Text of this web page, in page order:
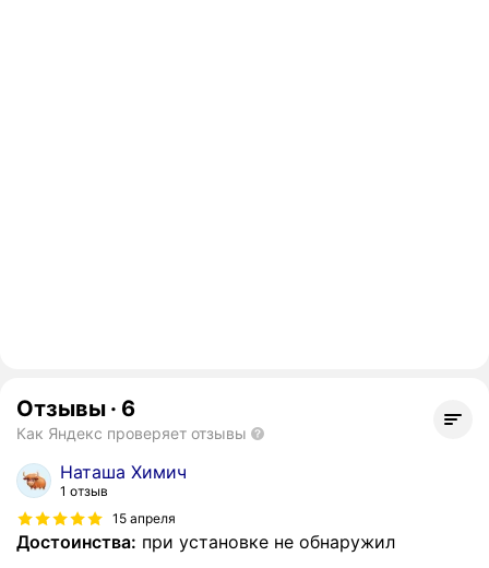
Отзывы · 6
Как Яндекс проверяет отзывы
Наташа Химич
1 отзыв
15 апреля
Достоинства: при установке не обнаружил